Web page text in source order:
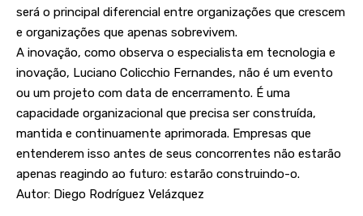
será o principal diferencial entre organizações que crescem
e organizações que apenas sobrevivem.
A inovação, como observa o especialista em tecnologia e
inovação, Luciano Colicchio Fernandes, não é um evento
ou um projeto com data de encerramento. É uma
capacidade organizacional que precisa ser construída,
mantida e continuamente aprimorada. Empresas que
entenderem isso antes de seus concorrentes não estarão
apenas reagindo ao futuro: estarão construindo-o.
Autor: Diego Rodríguez Velázquez